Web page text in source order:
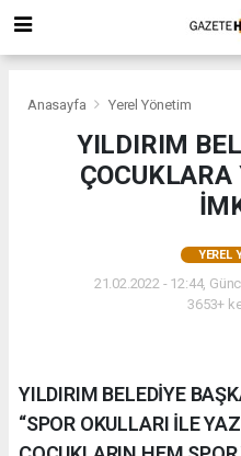
Anasayfa Yerel Yönetim
YILDIRIM
YEREL
21.02.2022 - 12:44,
3653+
YILDIRIM BELEDİYE
“SPOR OKULLARI İLE